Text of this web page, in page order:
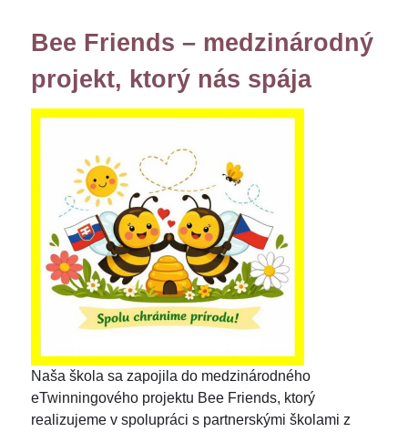
Bee Friends – medzinárodný
projekt, ktorý nás spája
Naša škola sa zapojila do medzinárodného
eTwinningového projektu Bee Friends, ktorý
realizujeme v spolupráci s partnerskými školami z